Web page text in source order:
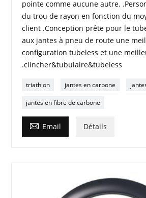
pointe comme aucune autre.
du trou de rayon en fonction du
client .Conception prête pour le
aux jantes à pneu de route une
configuration tubeless et une
.clincher&tubulaire&tubeless
triathlon jantes en carbone
jantes en fibre de carbone
 Email Détails